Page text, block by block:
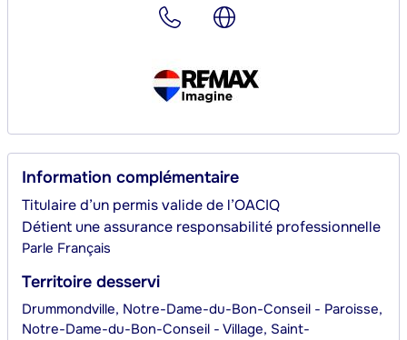
Information complémentaire
Titulaire d’un permis valide de l’OACIQ
Détient une assurance responsabilité professionnelle
Parle Français
Territoire desservi
Drummondville, Notre-Dame-du-Bon-Conseil - Paroisse,
Notre-Dame-du-Bon-Conseil - Village, Saint-